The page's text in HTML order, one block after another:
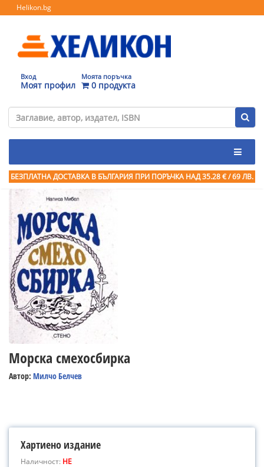
Helikon.bg
Вход
Моят профил
Моята поръчка
0 продукта
БЕЗПЛАТНА ДОСТАВКА В БЪЛГАРИЯ ПРИ ПОРЪЧКА НАД 35.28 € / 69 ЛВ.
Морска смехосбирка
Автор: Милчо Белчев
Хартиено издание
Наличност: НЕ